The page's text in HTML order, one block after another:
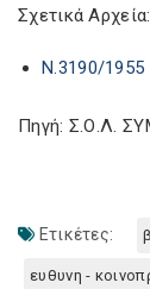
Σχετικά Αρχεία:
N.3190/
Πηγή: Σ.Ο.Λ.
Ετικέτες:
ευθυνη -